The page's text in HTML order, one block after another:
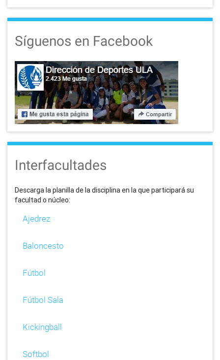
Síguenos en Facebook
Interfacultades
Descarga la planilla de la disciplina en la que participará su
facultad o núcleo:
Ajedrez
Baloncesto
Fútbol
Fútbol Sala
Kickingball
Softbol